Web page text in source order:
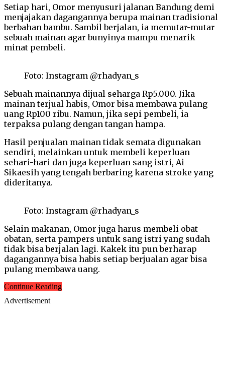
Setiap hari, Omor menyusuri jalanan Bandung demi
menjajakan dagangannya berupa mainan tradisional
berbahan bambu. Sambil berjalan, ia memutar-mutar
sebuah mainan agar bunyinya mampu menarik
minat pembeli.
Foto: Instagram @rhadyan_s
Sebuah mainannya dijual seharga Rp5.000. Jika
mainan terjual habis, Omor bisa membawa pulang
uang Rp100 ribu. Namun, jika sepi pembeli, ia
terpaksa pulang dengan tangan hampa.
Hasil penjualan mainan tidak semata digunakan
sendiri, melainkan untuk membeli keperluan
sehari-hari dan juga keperluan sang istri, Ai
Sikaesih yang tengah berbaring karena stroke yang
dideritanya.
Foto: Instagram @rhadyan_s
Selain makanan, Omor juga harus membeli obat-
obatan, serta pampers untuk sang istri yang sudah
tidak bisa berjalan lagi. Kakek itu pun berharap
dagangannya bisa habis setiap berjualan agar bisa
pulang membawa uang.
Continue Reading
Advertisement